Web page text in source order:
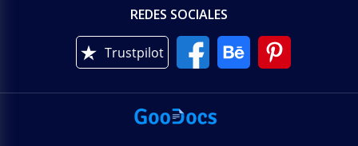
REDES SOCIALES
Trustpilot